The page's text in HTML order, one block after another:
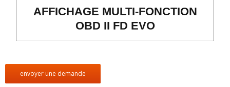
AFFICHAGE MULTI-FONCTION
OBD II FD EVO
envoyer une demande